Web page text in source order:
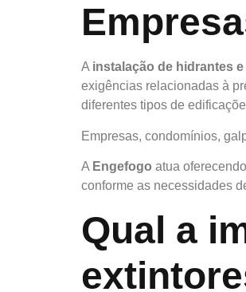
A instalação de hidrantes
exigências relacionadas à
diferentes tipos de
Empresas, condomínios,
A Engefogo atua
conforme as necessidades
Qual a